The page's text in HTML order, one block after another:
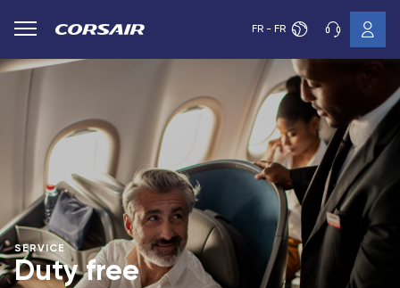
FR - FR
SERVICE
Duty free